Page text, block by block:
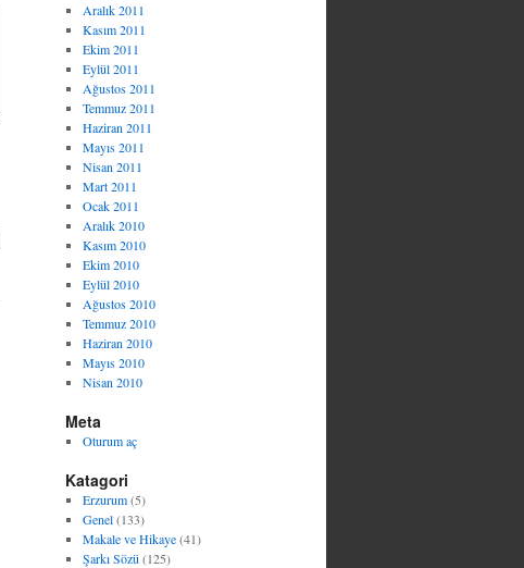
Aralık 2011
Kasım 2011
Ekim 2011
Eylül 2011
Ağustos 2011
Temmuz 2011
Haziran 2011
Mayıs 2011
Nisan 2011
Mart 2011
Ocak 2011
Aralık 2010
Kasım 2010
Ekim 2010
Eylül 2010
Ağustos 2010
Temmuz 2010
Haziran 2010
Mayıs 2010
Nisan 2010
Meta
Oturum aç
Katagori
Erzurum(5)
Genel(133)
Makale ve Hikaye(41)
Şarkı Sözü (125)